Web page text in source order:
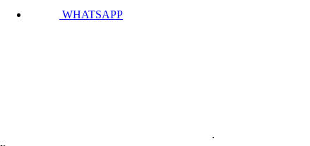
WHATSAPP
.